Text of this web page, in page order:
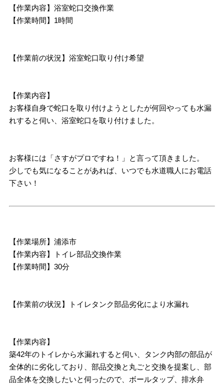
【作業内容】浴室蛇口交換作業
【作業時間】1時間
【作業前の状況】浴室蛇口取り付け希望
【作業内容】
お客様自身で蛇口を取り付けようとしたが何回やっても水漏
れすると伺い、浴室蛇口を取り付けました。
お客様には「さすがプロですね！」と言って頂きました。
少しでも気になることがあれば、いつでも水道職人にお電話
下さい！
【作業場所】浦添市
【作業内容】トイレ部品交換作業
【作業時間】30分
【作業前の状況】トイレタンク部品劣化により水漏れ
【作業内容】
築42年のトイレから水漏れすると伺い、タンク内部の部品が
全体的に劣化しており、部品交換と丸ごと交換を提案し、部
品全体を交換したいと伺ったので、ボールタップ、排水弁